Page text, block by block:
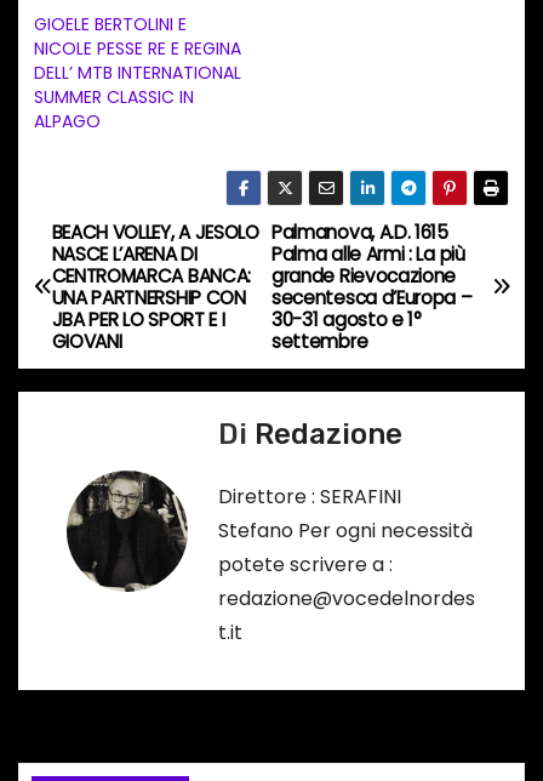
t
o
i
n
r
s
o
…
GIOELE BERTOLINI E
NICOLE PESSE RE E REGINA
DELL’ MTB INTERNATIONAL
SUMMER CLASSIC IN
ALPAGO
N
a
v
i
n
e
Palmanova, A.D. 1615
Palma alle Armi : La più
grande Rievocazione
secentesca d’Europa –
30-31 agosto e 1°
settembre
BEACH VOLLEY, A JESOLO
NASCE L’ARENA DI
CENTROMARCA BANCA:
UNA PARTNERSHIP CON
JBA PER LO SPORT E I
GIOVANI
Di Redazione
Direttore : SERAFINI
Stefano Per ogni necessità
potete scrivere a :
redazione@vocedelnordes
t.it